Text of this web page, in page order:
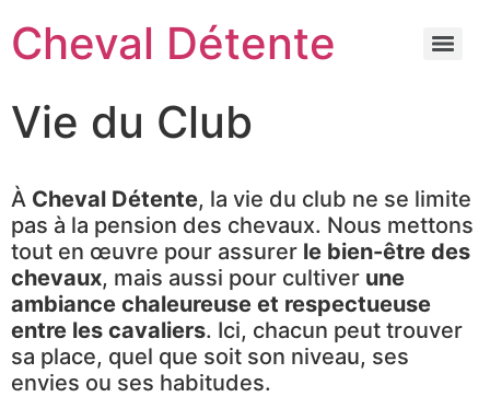
Cheval Détente
Vie du Club
À Cheval Détente, la vie du club ne se limite
pas à la pension des chevaux. Nous mettons
tout en œuvre pour assurer le bien-être des
chevaux, mais aussi pour cultiver une
ambiance chaleureuse et respectueuse
entre les cavaliers. Ici, chacun peut trouver
sa place, quel que soit son niveau, ses
envies ou ses habitudes.